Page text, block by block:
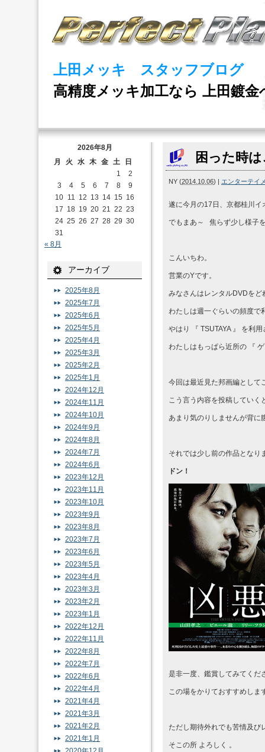
上田メッキ スタッフブログ
高精度メッキ加工なら 上田鍍金
困った時
NY (2014.10.06) | エンターテイ
遂に今月の17日、京都桂川
でもまあ～ 焦らず少し様子
こんいちわ。
営業のYです。
みなさんはレンタルDVDを
わたしは週一ぐらいの頻度で
やはり 『 TSUTAYA 』 を利
わたしはもっぱら近所の 『
今回は最近見た邦画編として
こう言う内容を投稿していく
あまり気のりしませんが背に
それでは少し前の作品となり
ドン！
是非一度、鑑賞してみてくだ
この場をかりておすすめしま
ただし期待外れでも苦情及び
そこの所 よろしく 。
2026年8月
月
火 水 木 金 土
日
1
2
3
4 5 6 7 8
9
10 11 12 13 14 15 16
17 18 19 20 21 22 23
24 25 26 27 28 29 30
31
« 8月
アーカイブ
2025年8月
2025年7月
2025年6月
2025年5月
2025年4月
2025年3月
2025年2月
2025年1月
2024年12月
2024年11月
2024年10月
2024年9月
2024年8月
2024年7月
2024年6月
2023年12月
2023年11月
2023年10月
2023年9月
2023年8月
2023年7月
2023年6月
2023年5月
2023年4月
2023年3月
2023年2月
2023年1月
2022年12月
2022年11月
2022年8月
2022年7月
2022年6月
2022年4月
2021年4月
2021年3月
2021年2月
2021年1月